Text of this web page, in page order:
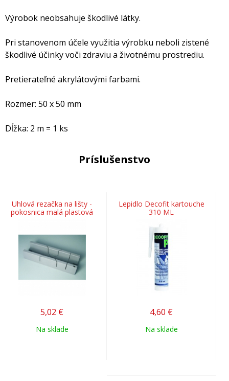
Výrobok neobsahuje škodlivé látky.
Pri stanovenom účele využitia výrobku neboli zistené
škodlivé účinky voči zdraviu a životnému prostrediu.
Pretierateľné akrylátovými farbami.
Rozmer: 50 x 50 mm
Dĺžka: 2 m = 1 ks
Príslušenstvo
Uhlová rezačka na lišty -
pokosnica malá plastová
5,02 €
Na sklade
Lepidlo Decofit kartouche
310 ML
4,60 €
Na sklade